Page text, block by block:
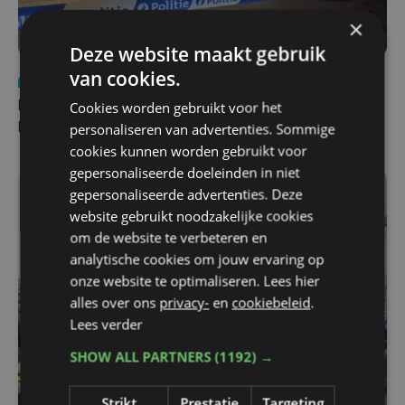
Nieuws
di 4 augustus | 09:32
Man en vrouw dood aangetroffen in woning in Sint-
Pieters Brugge
×
Deze website maakt gebruik
van cookies.
Cookies worden gebruikt voor het
personaliseren van advertenties. Sommige
cookies kunnen worden gebruikt voor
gepersonaliseerde doeleinden in niet
gepersonaliseerde advertenties. Deze
website gebruikt noodzakelijke cookies
om de website te verbeteren en
analytische cookies om jouw ervaring op
onze website te optimaliseren. Lees hier
alles over ons privacy- en cookiebeleid.
Lees verder
SHOW ALL PARTNERS(1192) →